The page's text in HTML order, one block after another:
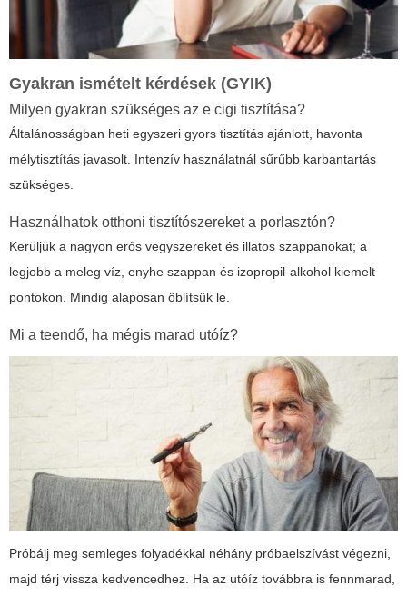
Gyakran ismételt kérdések (GYIK)
Milyen gyakran szükséges az e cigi tisztítása?
Általánosságban heti egyszeri gyors tisztítás ajánlott, havonta
mélytisztítás javasolt. Intenzív használatnál sűrűbb karbantartás
szükséges.
Használhatok otthoni tisztítószereket a porlasztón?
Kerüljük a nagyon erős vegyszereket és illatos szappanokat; a
legjobb a meleg víz, enyhe szappan és izopropil-alkohol kiemelt
pontokon. Mindig alaposan öblítsük le.
Mi a teendő, ha mégis marad utóíz?
Próbálj meg semleges folyadékkal néhány próbaelszívást végezni,
majd térj vissza kedvencedhez. Ha az utóíz továbbra is fennmarad,